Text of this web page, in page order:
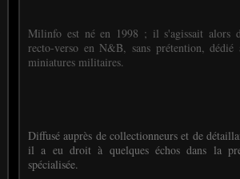
Milinfo est né en 1998 ; il s'agissait alors
recto-verso en N&B, sans prétention, dédié
miniatures militaires.
Diffusé auprès de collectionneurs et de
il a eu droit à quelques échos dans la
spécialisée.